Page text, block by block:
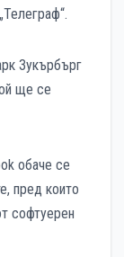
Зукърбърг
ще се
обаче се
пред които
софтуерен